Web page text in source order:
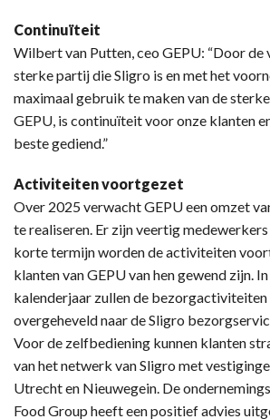
Continuïteit
Wilbert van Putten, ceo GEPU: “Door de
sterke partij die Sligro is en met het
maximaal gebruik te maken van de
GEPU, is continuïteit voor onze klanten
beste gediend.”
Activiteiten voortgezet
Over 2025 verwacht GEPU een omzet
te realiseren. Er zijn veertig
korte termijn worden de activiteiten
klanten van GEPU van hen gewend zijn.
kalenderjaar zullen de
overgeheveld naar de Sligro
Voor de zelfbediening kunnen klanten
van het netwerk van Sligro met
Utrecht en Nieuwegein. De
Food Group heeft een positief advies